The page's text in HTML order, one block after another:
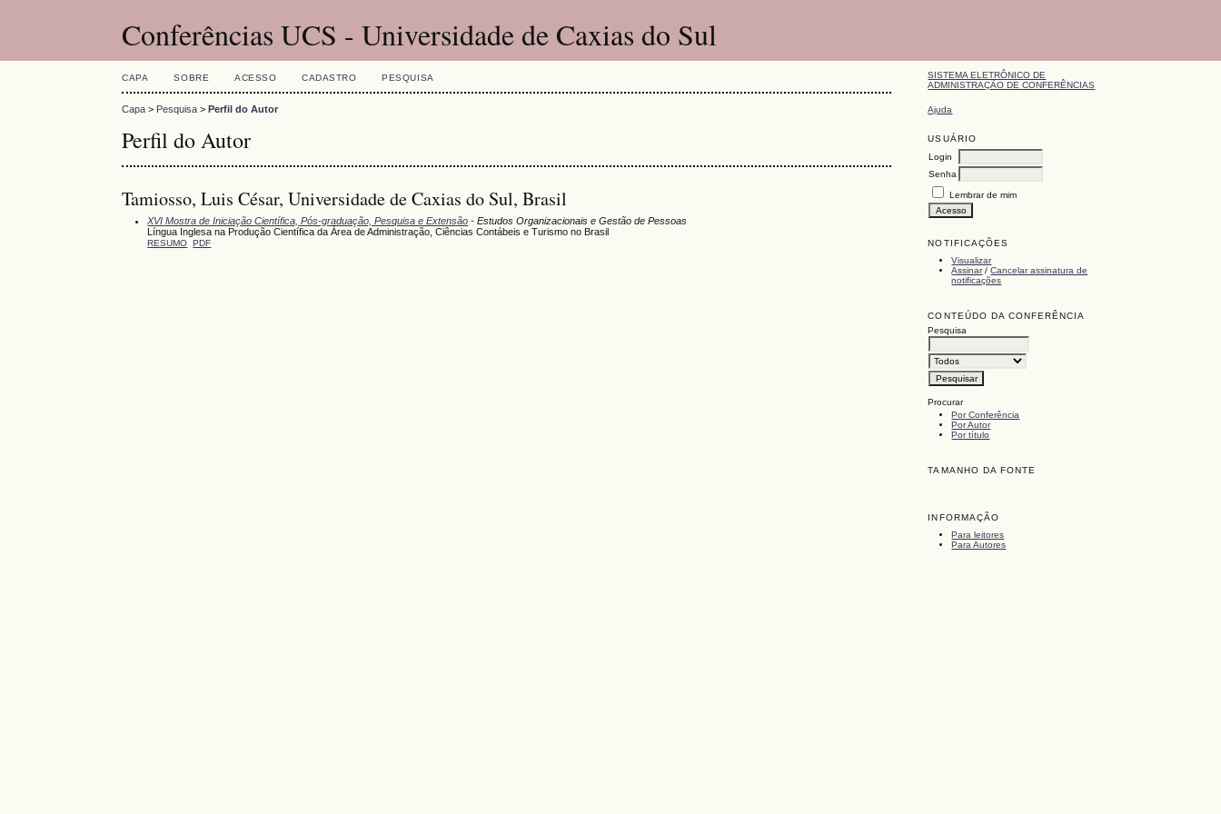
Conferências UCS - Universidade de Caxias do Sul
SISTEMA ELETRÔNICO DE
ADMINISTRAÇÃO DE CONFERÊNCIAS
Ajuda
USUÁRIO
Login
Senha
Lembrar de mim
NOTIFICAÇÕES
Visualizar
Assinar/Cancelar assinatura de
notificações
CONTEÚDO DA CONFERÊNCIA
Pesquisa
Procurar
Por Conferência
Por Autor
Por título
TAMANHO DA FONTE
INFORMAÇÃO
Para leitores
Para Autores
CAPA SOBRE ACESSO CADASTRO PESQUISA
Capa > Pesquisa >Perfil do Autor
Perfil do Autor
Tamiosso, Luis César, Universidade de Caxias do Sul, Brasil
XVI Mostra de Iniciação Científica, Pós-graduação, Pesquisa e Extensão - Estudos Organizacionais e Gestão de Pessoas
Língua Inglesa na Produção Científica da Área de Administração, Ciências Contábeis e Turismo no Brasil
RESUMO PDF